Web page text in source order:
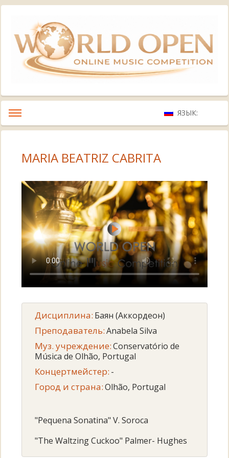
ЯЗЫК:
MARIA BEATRIZ CABRITA
Дисциплина: Баян (Аккордеон)
Преподаватель:Anabela Silva
Муз. учреждение:Conservatório de
Música de Olhão, Portugal
Концертмейстер: -
Город и страна:Olhão, Portugal
"Pequena Sonatina" V. Soroca
"The Waltzing Cuckoo" Palmer- Hughes